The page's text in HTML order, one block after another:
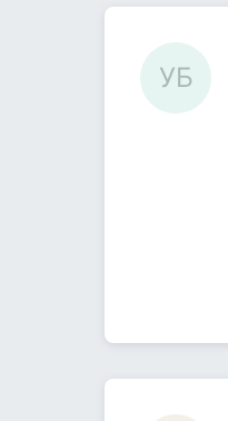
УБ